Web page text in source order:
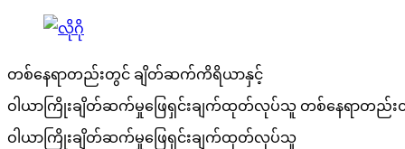
တစ်နေရာတည်းတွင် ချိတ်ဆက်ကိရိယာနှင့်
ဝါယာကြိုးချိတ်ဆက်မှုဖြေရှင်းချက်ထုတ်လုပ်သူ တစ်နေရာတည်
ဝါယာကြိုးချိတ်ဆက်မှုဖြေရှင်းချက်ထုတ်လုပ်သူ